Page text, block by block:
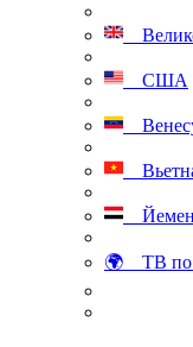
США
Йемен
🌍 ТВ по